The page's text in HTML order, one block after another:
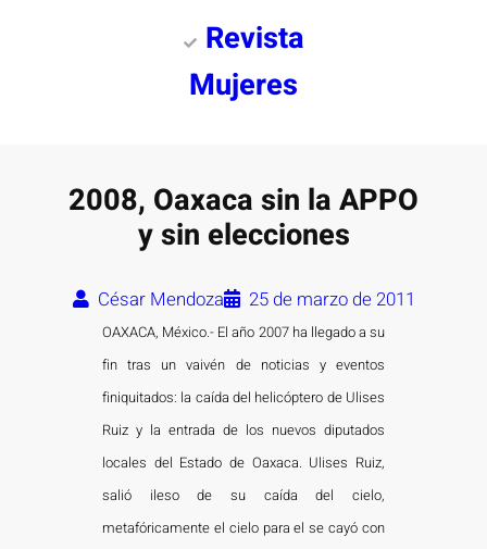
Revista
Mujeres
2008, Oaxaca sin la APPO
y sin elecciones
César Mendoza 25 de marzo de 2011
OAXACA, México.- El año 2007 ha llegado a su
fin tras un vaivén de noticias y eventos
finiquitados: la caída del helicóptero de Ulises
Ruiz y la entrada de los nuevos diputados
locales del Estado de Oaxaca. Ulises Ruiz,
salió ileso de su caída del cielo,
metafóricamente el cielo para el se cayó con